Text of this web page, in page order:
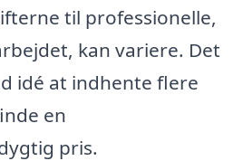
til professionelle,
kan variere. Det
idé at indhente flere
en
pris.